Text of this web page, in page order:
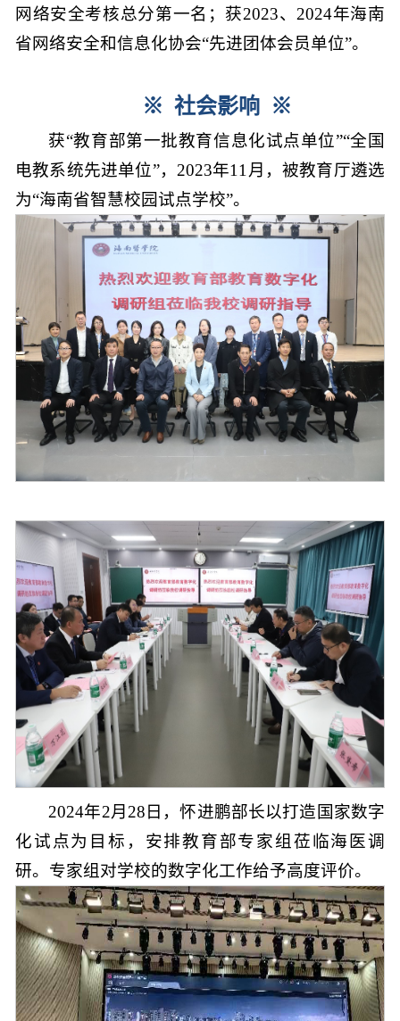
网络安全考核总分第一名；获2023、2024年海南
省网络安全和信息化协会“先进团体会员单位”。
※ 社会影响 ※
获“教育部第一批教育信息化试点单位”“全国
电教系统先进单位”，2023年11月，被教育厅遴选
为“海南省智慧校园试点学校”。
2024年2月28日，怀进鹏部长以打造国家数字
化试点为目标，安排教育部专家组莅临海医调
研。专家组对学校的数字化工作给予高度评价。